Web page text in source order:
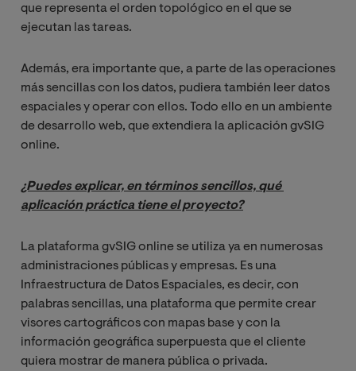
que representa el orden topológico en el que se
ejecutan las tareas.
Además, era importante que, a parte de las operaciones
más sencillas con los datos, pudiera también leer datos
espaciales y operar con ellos. Todo ello en un ambiente
de desarrollo web, que extendiera la aplicación gvSIG
online.
¿Puedes explicar, en términos sencillos, qué
aplicación práctica tiene el proyecto?
La plataforma gvSIG online se utiliza ya en numerosas
administraciones públicas y empresas. Es una
Infraestructura de Datos Espaciales, es decir, con
palabras sencillas, una plataforma que permite crear
visores cartográficos con mapas base y con la
información geográfica superpuesta que el cliente
quiera mostrar de manera pública o privada.